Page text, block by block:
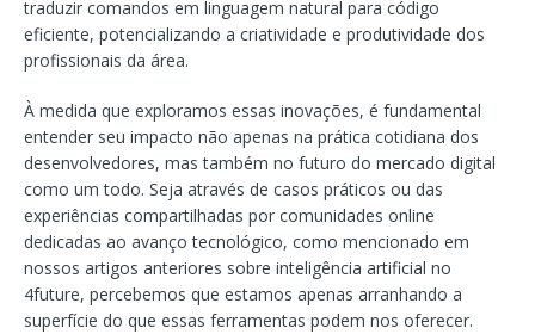
traduzir comandos em linguagem natural para código
eficiente, potencializando a criatividade e produtividade dos
profissionais da área.
À medida que exploramos essas inovações, é fundamental
entender seu impacto não apenas na prática cotidiana dos
desenvolvedores, mas também no futuro do mercado digital
como um todo. Seja através de casos práticos ou das
experiências compartilhadas por comunidades online
dedicadas ao avanço tecnológico, como mencionado em
nossos artigos anteriores sobre inteligência artificial no
4future, percebemos que estamos apenas arranhando a
superfície do que essas ferramentas podem nos oferecer.